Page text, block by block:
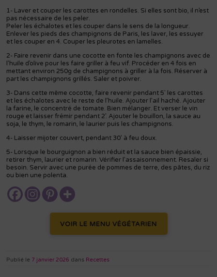
1- Laver et couper les carottes en rondelles. Si elles sont bio, il n’est
pas nécessaire de les peler.
Peler les échalotes et les couper dans le sens de la longueur.
Enlever les pieds des champignons de Paris, les laver, les essuyer
et les couper en 4. Couper les pleurotes en lamelles.
2- Faire revenir dans une cocotte en fonte les champignons avec de
l’huile d’olive pour les faire griller à feu vif. Procéder en 4 fois en
mettant environ 250g de champignons à griller à la fois. Réserver à
part les champignons grillés. Saler et poivrer.
3- Dans cette même cocotte, faire revenir pendant 5′ les carottes
et les échalotes avec le reste de l’huile. Ajouter l’ail haché. Ajouter
la farine, le concentré de tomate. Bien mélanger. Et verser le vin
rouge et laisser frémir pendant 2′. Ajouter le bouillon, la sauce au
soja, le thym, le romarin, le laurier puis les champignons.
4- Laisser mijoter couvert, pendant 30′ à feu doux.
5- Lorsque le bourguignon a bien réduit et la sauce bien épaissie,
retirer thym, laurier et romarin. Vérifier l’assaisonnement. Resaler si
besoin. Servir avec une purée de pommes de terre, des pâtes, du riz
ou bien une polenta.
VOIR LE MENU VÉGÉTARIEN
Publié le 7 janvier 2026 dans Recettes